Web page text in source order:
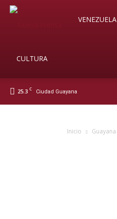
Soy
Digital
VENEZUELA
CULTURA
25.3 C Ciudad Guayana
Inicio Guayana